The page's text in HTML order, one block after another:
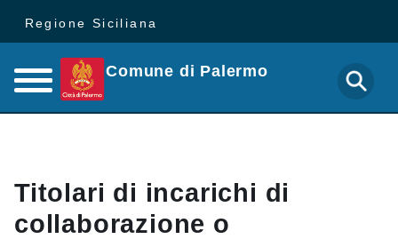
Regione Siciliana
Comune di Palermo
Titolari di incarichi di
collaborazione o